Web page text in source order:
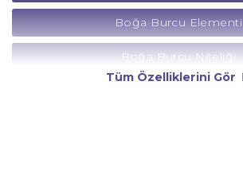
Boğa Burcu Elementi
Boğa Burcu Niteliği
Tüm Özelliklerini Gör